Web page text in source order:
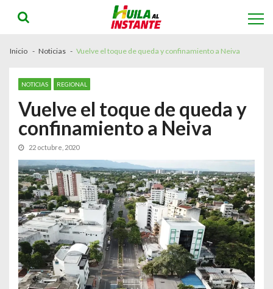
navigation
content
Inicio Noticias Vuelve el toque de queda y confinamiento a Neiva
NOTICIAS REGIONAL
Vuelve el toque de queda y
confinamiento a Neiva
22 octubre, 2020